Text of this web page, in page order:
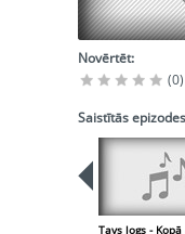
Novērtēt:
(0)
Saistītās